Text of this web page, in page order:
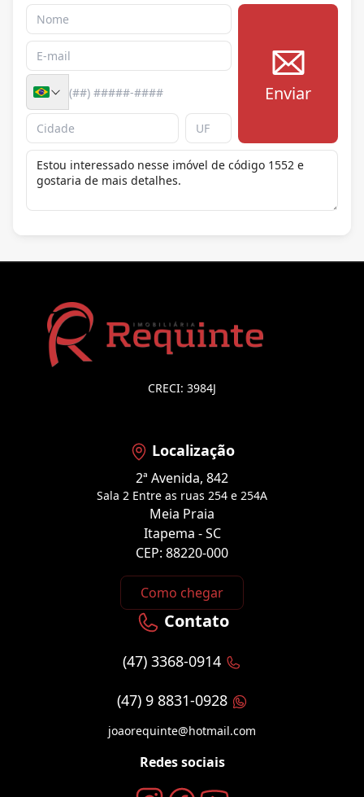
Enviar
CRECI: 3984J
Localização
2ª Avenida, 842
Sala 2 Entre as ruas 254 e 254A
Meia Praia
Itapema - SC
CEP: 88220-000
Como chegar
Contato
(47) 3368-0914
(47) 9 8831-0928
joaorequinte@hotmail.com
Redes sociais